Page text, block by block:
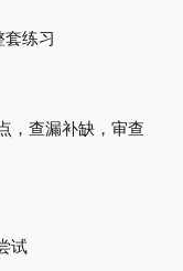
练习
，查漏补缺，审查
试